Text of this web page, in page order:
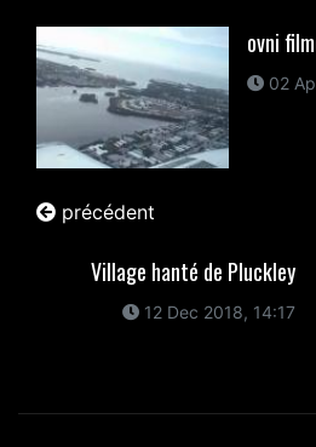
ovni
02
précédent
Village hanté de Pluckley
12 Dec 2018, 14:17